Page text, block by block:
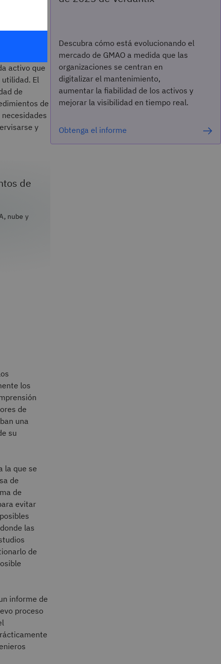
activo que
El
de
de
y
de
nube y
los
de
una
su
la que se
de
de
evitar
las
de
informe de
proceso
Descubra cómo está evolucionando el
mercado de GMAO a medida que las
organizaciones se centran en
digitalizar el mantenimiento,
aumentar la fiabilidad de los activos y
mejorar la visibilidad en tiempo real.
Obtenga el informe